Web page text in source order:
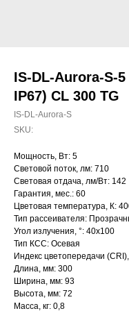
IS-DL-Aurora-S-
IP67) CL 300 TG
IS-DL-Aurora-S
SKU:
Мощность, Вт: 5
Световой поток, лм: 710
Световая отдача, лм/Вт: 142
Гарантия, мес.: 60
Цветовая температура, К:
Тип рассеивателя:
Угол излучения, °: 40х100
Тип КСС: Осевая
Индекс цветопередачи
Длина, мм: 300
Ширина, мм: 93
Высота, мм: 72
Масса, кг: 0,8